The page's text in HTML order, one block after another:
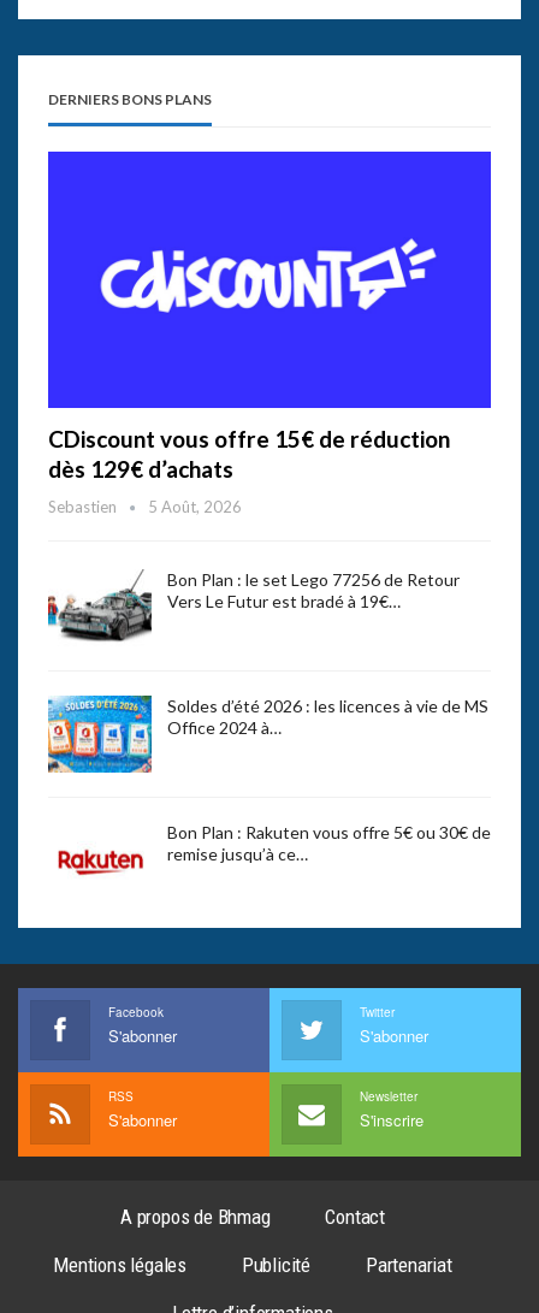
DERNIERS BONS PLANS
CDiscount vous offre 15€ de réduction
dès 129€ d’achats
Sebastien 5 Août, 2026
Bon Plan : le set Lego 77256 de Retour
Vers Le Futur est bradé à 19€…
Soldes d’été 2026 : les licences à vie de MS
Office 2024 à…
Bon Plan : Rakuten vous offre 5€ ou 30€ de
remise jusqu’à ce…
Facebook
S'abonner
Twitter
S'abonner
RSS
S'abonner
Newsletter
S'inscrire
A propos de Bhmag
Contact
Mentions légales
Publicité
Partenariat